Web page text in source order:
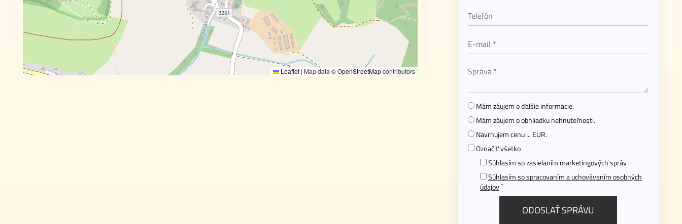
Leaflet | Map data ©OpenStreetMapcontributors
Mám záujem o ďalšie informácie.
Mám záujem o obhliadku nehnuteľnosti.
Navrhujem cenu ... EUR.
Označiť všetko
Súhlasím so zasielaním marketingových správ
Súhlasím so spracovaním a uchovávaním osobných
údajov*